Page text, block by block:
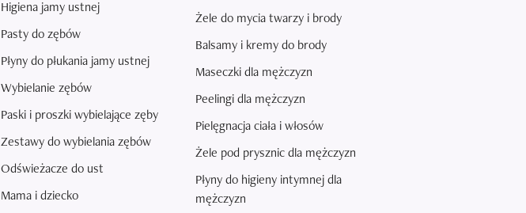
Higiena jamy ustnej
Pasty do zębów
Płyny do płukania jamy ustnej
Wybielanie zębów
Paski i proszki wybielające zęby
Zestawy do wybielania zębów
Odświeżacze do ust
Mama i dziecko
Żele do mycia twarzy i brody
Balsamy i kremy do brody
Maseczki dla mężczyzn
Peelingi dla mężczyzn
Pielęgnacja ciała i włosów
Żele pod prysznic dla mężczyzn
Płyny do higieny intymnej dla
mężczyzn